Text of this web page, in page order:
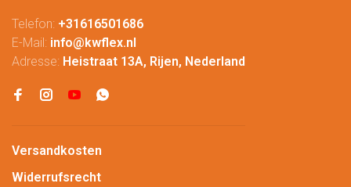
Telefon: +31616501686
E-Mail: info@kwflex.nl
Adresse: Heistraat 13A, Rijen, Nederland
Versandkosten
Widerrufsrecht